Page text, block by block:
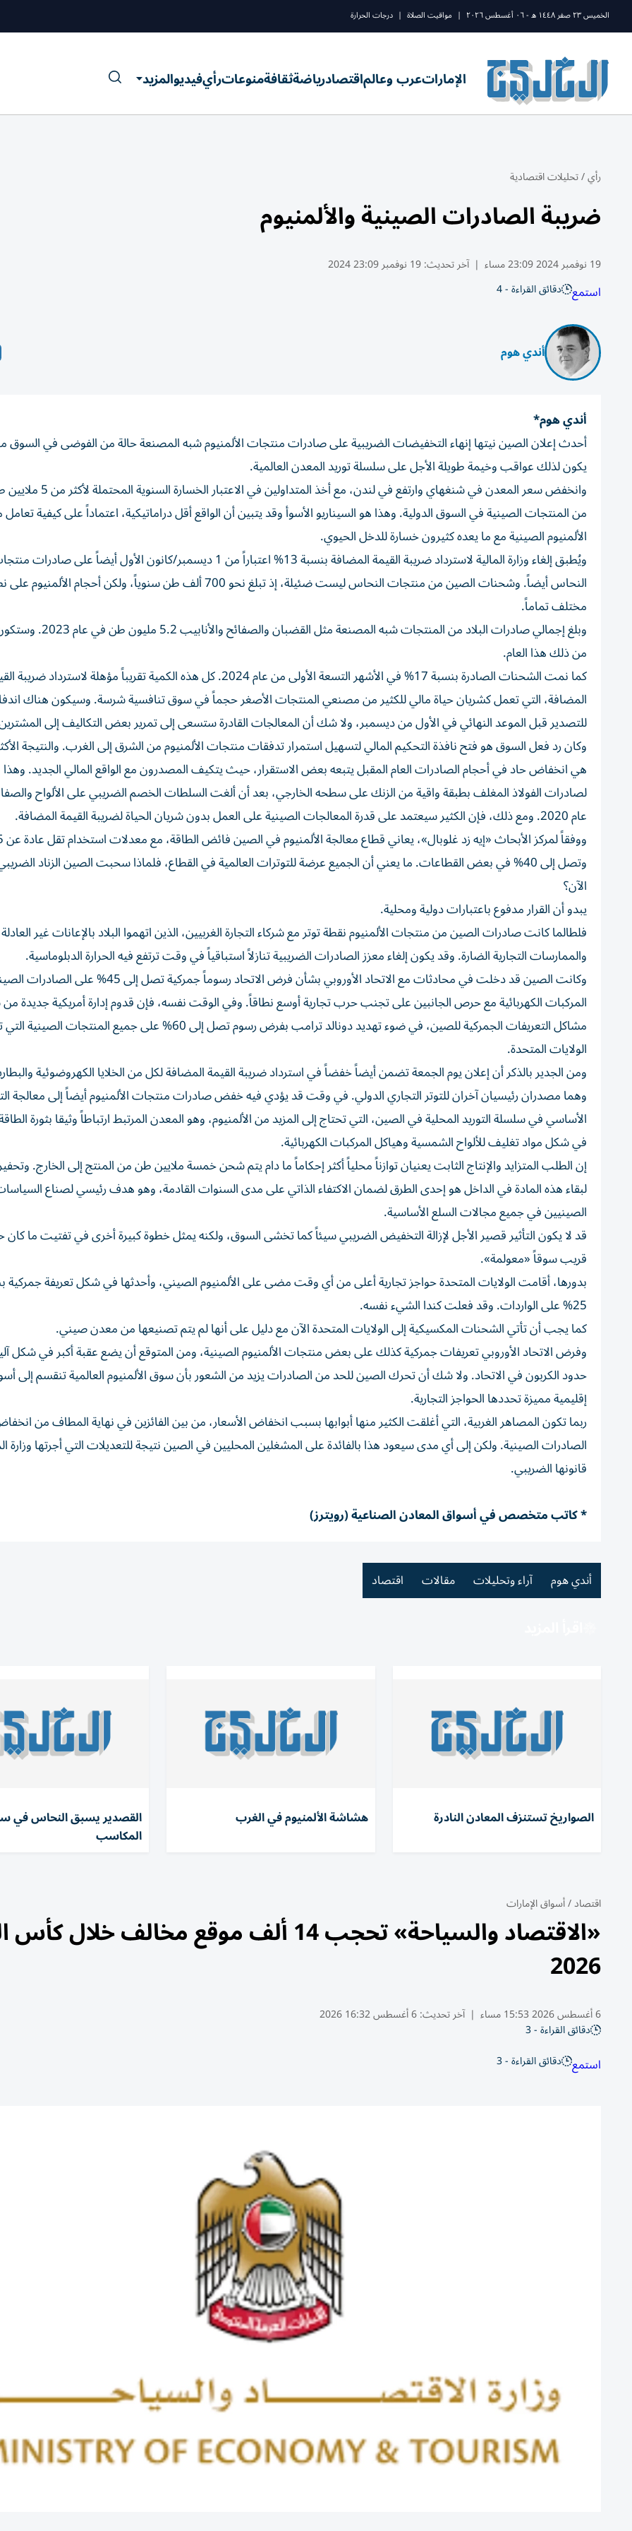
الخميس ٢٣ صفر ١٤٤٨ ه - ٠٦ أغسطس ٢٠٢٦ | مواقيت الصلاة | درجات الحرارة
الإماراتعرب وعالماقتصادرياضةثقافةمنوعاترأيفيديوالمزيد
رأي/تحليلات اقتصادية
ضريبة الصادرات الصينية والألمنيوم
19 نوفمبر 2024 23:09 مساء | آخر تحديث:19 نوفمبر 23:09 2024
استمع دقائق القراءة - 4
أندي هوم
أندي هوم*
أحدث إعلان الصين نيتها إنهاء التخفيضات الضريبية على صادرات منتجات الألمنيوم شبه المصنعة حالة من الفوضى في السوق
يكون لذلك عواقب وخيمة طويلة الأجل على سلسلة توريد المعدن العالمية.
وانخفض سعر المعدن في شنغهاي وارتفع في لندن، مع أخذ
من المنتجات الصينية في السوق الدولية. وهذا هو السيناريو الأسوأ وقد يتبين أن الواقع أقل دراماتيكية، اعتماداً على كيفية
الألمنيوم الصينية مع ما يعده كثيرون خسارة للدخل الحيوي.
ويُطبق إلغاء وزارة المالية لاسترداد ضريبة القيمة المضافة بنسبة 13% اعتباراً من 1 ديسمبر/كانون الأول أيضاً على
النحاس أيضاً. وشحنات الصين من منتجات النحاس ليست ضئيلة، إذ تبلغ نحو 700 ألف طن سنوياً، ولكن أحجام
مختلف تماماً.
وبلغ إجمالي صادرات البلاد من المنتجات شبه المصنعة مثل
من ذلك هذا العام.
كما نمت الشحنات الصادرة بنسبة 17% في الأشهر التسعة الأولى من عام 2024. كل هذه الكمية تقريباً مؤهلة لاسترداد
المضافة، التي تعمل كشريان حياة مالي للكثير من مصنعي المنتجات الأصغر حجماً في سوق تنافسية شرسة. وسيكون هناك
للتصدير قبل الموعد النهائي في الأول من ديسمبر، ولا شك أن المعالجات القادرة ستسعى إلى تمرير بعض التكاليف إلى
وكان رد فعل السوق هو فتح نافذة التحكيم المالي لتسهيل استمرار تدفقات منتجات الألمنيوم من الشرق إلى الغرب. والنتيجة
هي انخفاض حاد في أحجام الصادرات العام المقبل يتبعه بعض الاستقرار، حيث يتكيف المصدرون مع الواقع المالي الجديد.
لصادرات الفولاذ المغلف بطبقة واقية من الزنك على سطحه الخارجي، بعد أن ألغت السلطات الخصم الضريبي على الألواح
عام 2020. ومع ذلك، فإن الكثير سيعتمد على قدرة المعالجات الصينية على العمل بدون شريان الحياة لضريبة القيمة المضافة.
وتصل إلى 40% في بعض القطاعات. ما يعني أن الجميع عرضة للتوترات العالمية في القطاع، فلماذا سحبت الصين الزناد
الآن؟
يبدو أن القرار مدفوع باعتبارات دولية ومحلية.
فلطالما كانت صادرات الصين من منتجات الألمنيوم نقطة توتر مع شركاء التجارة الغربيين، الذين اتهموا البلاد بالإعانات غير العادلة
والممارسات التجارية الضارة. وقد يكون إلغاء معزز الصادرات الضريبية تنازلاً استباقياً في وقت ترتفع فيه الحرارة الدبلوماسية.
وكانت الصين قد دخلت في محادثات مع الاتحاد الأوروبي بشأن فرض الاتحاد رسوماً جمركية تصل
المركبات الكهربائية مع حرص الجانبين على تجنب حرب تجارية أوسع نطاقاً. وفي الوقت نفسه، فإن قدوم إدارة أمريكية جديدة من
مشاكل التعريفات الجمركية للصين، في ضوء تهديد دونالد ترامب بفرض رسوم تصل إلى 60% على جميع المنتجات
الولايات المتحدة.
ومن الجدير بالذكر أن إعلان يوم الجمعة تضمن أيضاً خفضاً في استرداد ضريبة القيمة المضافة لكل من الخلايا الكهروضوئية
وهما مصدران رئيسيان آخران للتوتر التجاري الدولي. في وقت قد يؤدي فيه خفض صادرات منتجات الألمنيوم أيضاً إلى معالجة
الأساسي في سلسلة التوريد المحلية في الصين، التي تحتاج إلى المزيد من الألمنيوم، وهو المعدن المرتبط ارتباطاً وثيقا بثورة
في شكل مواد تغليف للألواح الشمسية وهياكل المركبات الكهربائية.
إن الطلب المتزايد والإنتاج الثابت يعنيان توازناً محلياً أكثر إحكاماً ما دام يتم شحن خمسة ملايين طن من المنتج إلى الخارج.
لبقاء هذه المادة في الداخل هو إحدى الطرق لضمان الاكتفاء الذاتي على مدى السنوات القادمة، وهو هدف رئيسي لصناع
الصينيين في جميع مجالات السلع الأساسية.
قد لا يكون التأثير قصير الأجل لإزالة التخفيض الضريبي سيئاً كما تخشى السوق، ولكنه يمثل خطوة كبيرة أخرى في تفتيت ما
قريب سوقاً «معولمة».
بدورها، أقامت الولايات المتحدة حواجز تجارية أعلى من أي وقت مضى على الألمنيوم الصيني، وأحدثها في شكل تعريفة جمركية
25% على الواردات. وقد فعلت كندا الشيء نفسه.
كما يجب أن تأتي الشحنات المكسيكية إلى الولايات المتحدة الآن مع دليل على أنها لم يتم تصنيعها من معدن صيني.
وفرض الاتحاد الأوروبي تعريفات جمركية كذلك على بعض منتجات الألمنيوم الصينية، ومن المتوقع أن يضع عقبة أكبر في شكل
حدود الكربون في الاتحاد. ولا شك أن تحرك الصين للحد من الصادرات يزيد من الشعور بأن سوق الألمنيوم العالمية تنقسم إلى
إقليمية مميزة تحددها الحواجز التجارية.
ربما تكون المصاهر الغربية، التي أغلقت الكثير منها أبوابها بسبب انخفاض الأسعار، من بين الفائزين في نهاية المطاف من
الصادرات الصينية. ولكن إلى أي مدى سيعود هذا بالفائدة على المشغلين المحليين في الصين نتيجة للتعديلات التي أجرتها وزارة
قانونها الضريبي.
* كاتب متخصص في أسواق المعادن الصناعية (رويترز)
أندي هوم آراء وتحليلات مقالات اقتصاد
الصواريخ تستنزف المعادن النادرة هشاشة الألمنيوم في الغرب القصدير يسبق النحاس في
المكاسب
اقتصاد/أسواق الإمارات
«الاقتصاد والسياحة» تحجب 14 ألف موقع مخالف خلال
2026
6 أغسطس 2026 15:53 مساء | آخر تحديث:6 أغسطس 16:32 2026
دقائق القراءة - 3
استمع دقائق القراءة - 3